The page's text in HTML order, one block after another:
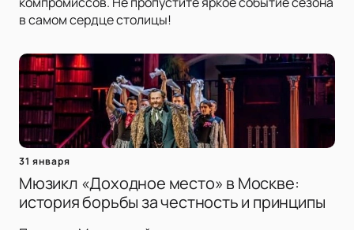
в самом сердце столицы!
31 января
Мюзикл «Доходное место» в Москве:
история борьбы за честность и принципы